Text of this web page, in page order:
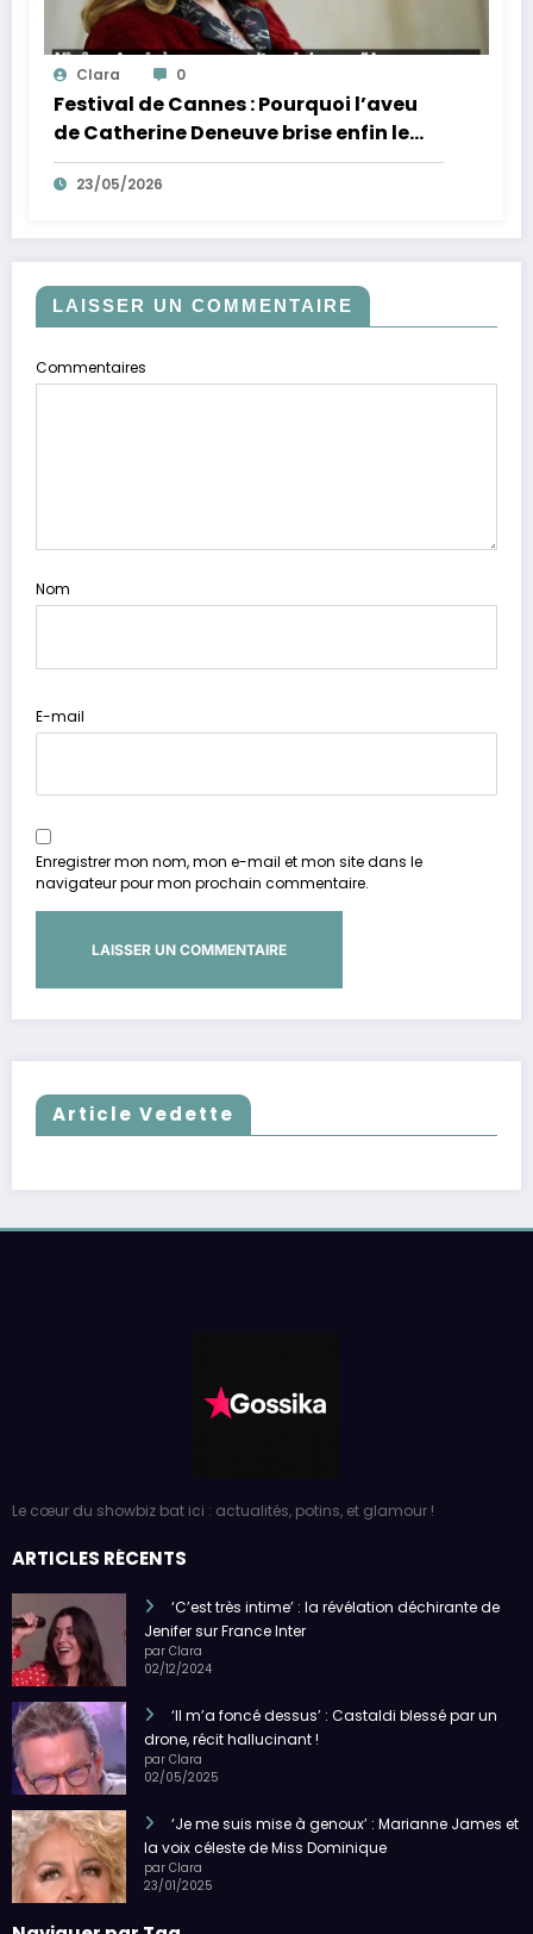
Clara 0
Festival de Cannes : Pourquoi l’aveu
de Catherine Deneuve brise enfin le
mythe de la Croisette
23/05/2026
LAISSER UN COMMENTAIRE
Commentaires
Nom
E-mail
Enregistrer mon nom, mon e-mail et mon site dans le
navigateur pour mon prochain commentaire.
Article Vedette
Le cœur du showbiz bat ici : actualités, potins, et glamour !
ARTICLES RÉCENTS
‘C’est très intime’ : la révélation déchirante de
Jenifer sur France Inter
par Clara
02/12/2024
‘Il m’a foncé dessus’ : Castaldi blessé par un
drone, récit hallucinant !
par Clara
02/05/2025
‘Je me suis mise à genoux’ : Marianne James et
la voix céleste de Miss Dominique
par Clara
23/01/2025